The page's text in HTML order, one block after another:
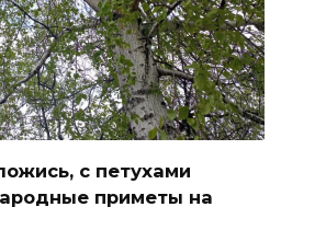
с петухами
приметы на